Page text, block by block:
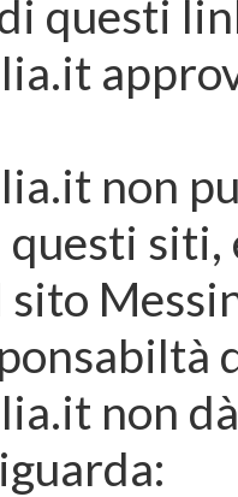
questi
non
sito
non